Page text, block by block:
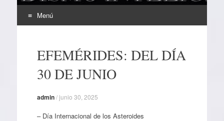
Menú
contenidoEFEMÉRIDES: DEL DÍA
30 DE JUNIO
admin/junio 30, 2025
– Día Internacional de los Asteroides